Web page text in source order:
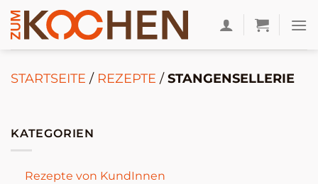
Zum
Inhalt
springen
STARTSEITE / REZEPTE /STANGENSELLERIE
KATEGORIEN
Rezepte von KundInnen